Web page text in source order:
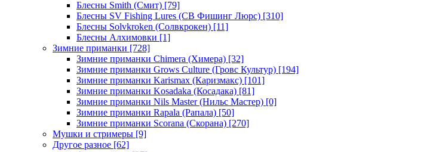
Блесны Smith (Смит) [79]
Блесны SV Fishing Lures (СВ Фишинг Люрс) [310]
Блесны Solvkroken (Солвкрокен) [11]
Блесны Алхимовки [1]
Зимние приманки [728]
Зимние приманки Chimera (Химера) [32]
Зимние приманки Grows Culture (Гровс Культур) [194]
Зимние приманки Karismax (Каризмакс) [101]
Зимние приманки Kosadaka (Косадака) [81]
Зимние приманки Nils Master (Нильс Мастер) [0]
Зимние приманки Rapala (Рапала) [50]
Зимние приманки Scorana (Скорана) [270]
Мушки и стримеры [9]
Другое разное [62]